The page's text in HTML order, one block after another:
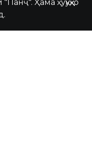
Ҳама ҳуқуқҳо